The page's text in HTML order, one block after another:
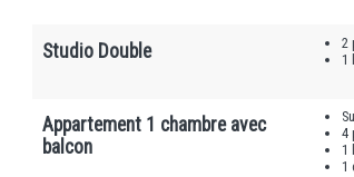
Studio Double
2
1
Appartement 1 chambre avec
balcon
4
1
1